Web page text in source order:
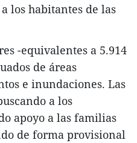
los habitantes de las
-equivalentes a 5.914
de áreas
e inundaciones. Las
a los
apoyo a las familias
de forma provisional